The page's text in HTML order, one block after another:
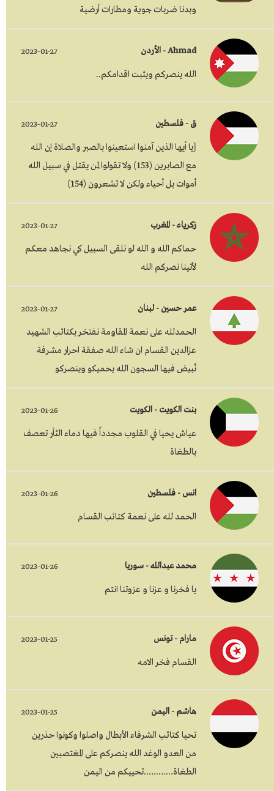
وبدنا ضربات جوية ومطارات أرضية
Ahmad - الأردن 2023-01-27
الله ينصركم ويثبت اقدامكم..
ق - فلسطين 2023-01-27
{يا أيها الذين آمنوا استعينوا بالصبر والصلاة إن الله
مع الصابرين (153) ولا تقولوا لمن يقتل في سبيل الله
أموات بل أحياء ولكن لا تشعرون (154)
زكرياء - المغرب 2023-01-27
حماكم الله و الله لو نلقى السبيل كي نجاهد معكم
لأتينا نصركم الله
عمر حسين - لبنان 2023-01-27
الحمدلله على نعمة المقاومة نفتخر بكتائب الشهيد
عزالدين القسام ان شاء الله صفقة احرار مشرفة
نّبيض فيها السجون الله يحميكو وينصركو
بنت الكويت - الكويت 2023-01-26
عياش يحيا في القلوب مجدداً فيها دماء الثأر تعصف
بالطغاة
انس - فلسطين 2023-01-26
الحمد لله على نعمة كتائب القسام
محمد عبدالله - سوريا 2023-01-26
يا فخرنا و عزنا و عزوتنا انتم
مارام - تونس 2023-01-25
القسام فخر الامه
هاشم - اليمن 2023-01-25
تحيا كتائب الشرفاء الأبطال واصلوا وكونوا حذرين
من العدو الوغد الله ينصركم على المغتصبين
الطغاة….….….تحييكم من اليمن